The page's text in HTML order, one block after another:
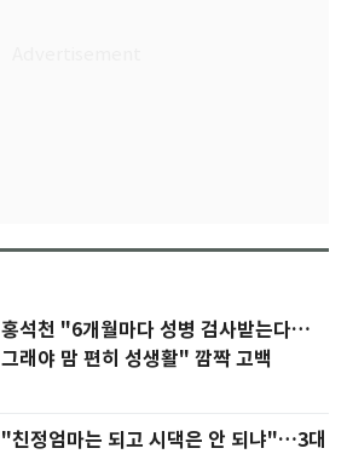
홍석천 "6개월마다 성병 검사받는다…
그래야 맘 편히 성생활" 깜짝 고백
"친정엄마는 되고 시댁은 안 되냐"…3대